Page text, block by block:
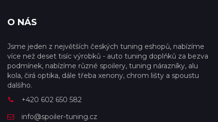
O NÁS
Jsme jeden z největších českých tuning eshopů, nabízíme
více než deset tisíc výrobků - auto tuning doplňků za bezva
podmínek, nabízíme různé spoilery, tuning nárazníky, alu
kola, čirá optika, dále třeba xenony, chrom lišty a spoustu
dalšího.
+420 602 650 582
info@spoiler-tuning.cz